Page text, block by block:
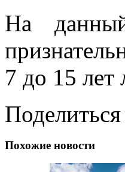
На
7 до 15
Похожие новости